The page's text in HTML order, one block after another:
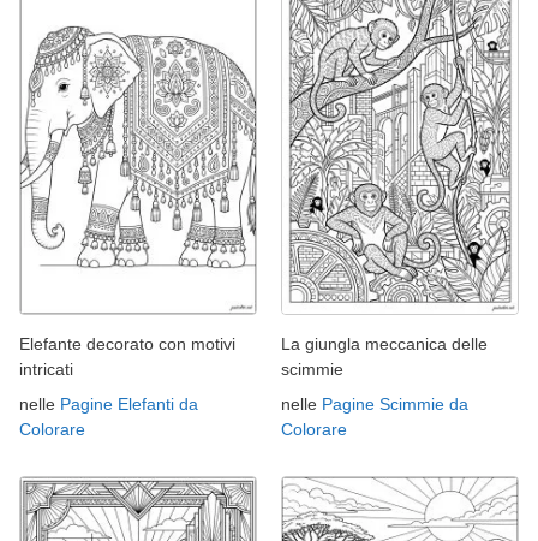
Elefante decorato con motivi
intricati
nelle Pagine Elefanti da
Colorare
La giungla meccanica delle
scimmie
nelle Pagine Scimmie da
Colorare